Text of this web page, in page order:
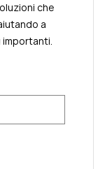
che
a
importanti.